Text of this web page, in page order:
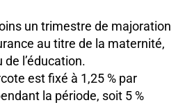
un trimestre de majoration
au titre de la maternité,
de l’éducation.
est fixé à 1,25 % par
la période, soit 5 %